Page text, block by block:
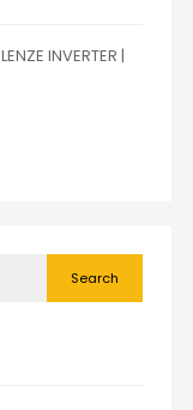
LENZE INVERTER |
Search